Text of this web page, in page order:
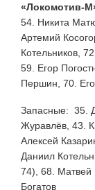
«Локомотив-
54. Никита
Артемий
Котельников,
59. Егор
Першин, 70.
Запасные: 35.
Журавлёв, 43.
Алексей
Даниил
74), 68. Матвей